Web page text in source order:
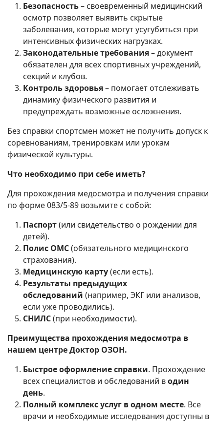
Безопасность– своевременный медицинский
осмотр позволяет выявить скрытые
заболевания, которые могут усугубиться при
интенсивных физических нагрузках.
Законодательные требования– документ
обязателен для всех спортивных учреждений,
секций и клубов.
Контроль здоровья– помогает отслеживать
динамику физического развития и
предупреждать возможные осложнения.
Без справки спортсмен может не получить допуск к
соревнованиям, тренировкам или урокам
физической культуры.
Что необходимо при себе иметь?
Для прохождения медосмотра и получения справки
по форме 083/5-89 возьмите с собой:
Паспорт(или свидетельство о рождении для
детей).
Полис ОМС(обязательного медицинского
страхования).
Медицинскую карту(если есть).
Результаты предыдущих
обследований (например, ЭКГ или анализов,
если уже проводились).
СНИЛС(при необходимости).
Преимущества прохождения медосмотра в
нашем центре Доктор ОЗОН.
Быстрое оформление справки. Прохождение
всех специалистов и обследований водин
день.
Полный комплекс услуг в одном месте. Все
врачи и необходимые исследования доступны в